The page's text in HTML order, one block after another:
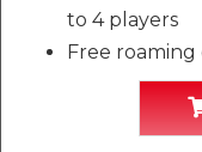
to 4 players
Free